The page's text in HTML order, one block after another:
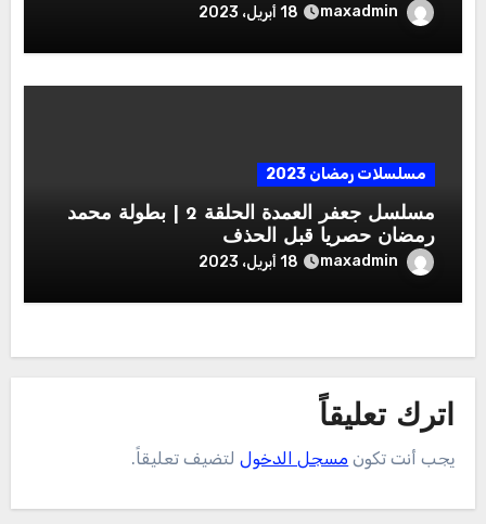
maxadmin 18 أبريل، 2023
مسلسلات رمضان 2023
مسلسل جعفر العمدة الحلقة 2 | بطولة محمد
رمضان حصريا قبل الحذف
maxadmin 18 أبريل، 2023
اترك تعليقاً
يجب أنت تكون مسجل الدخوللتضيف تعليقاً.